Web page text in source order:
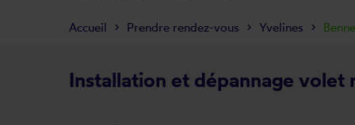
Installation et dépannage volet
Accueil Prendre rendez-vous Yvelines